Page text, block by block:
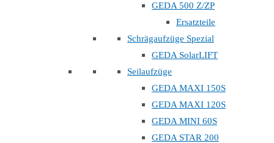
GEDA 500 Z/ZP
Ersatzteile
Schrägaufzüge Spezial
GEDA SolarLIFT
Seilaufzüge
GEDA MAXI 150S
GEDA MAXI 120S
GEDA MINI 60S
GEDA STAR 200